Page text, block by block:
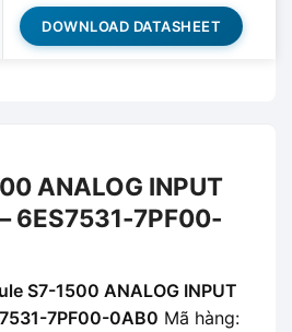
DOWNLOAD DATASHEET
ANALOG INPUT
6ES7531-7PF00-
S7-1500 ANALOG INPUT
7PF00-0AB0 Mã hàng: